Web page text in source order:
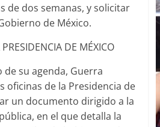
de dos semanas, y solicitar
de México.
DE MÉXICO
su agenda, Guerra
oficinas de la Presidencia de
un documento dirigido a la
en el que detalla la